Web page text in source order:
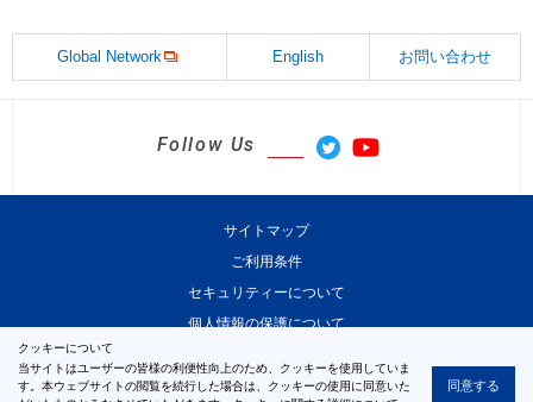
同意する
クッキーについて
当サイトはユーザーの皆様の利便性向上のため、クッキーを使用していま
す。本ウェブサイトの閲覧を続行した場合は、クッキーの使用に同意いた
Global Network English お問い合わせ
Follow Us
サイトマップ
ご利用条件
セキュリティーについて
個人情報の保護について